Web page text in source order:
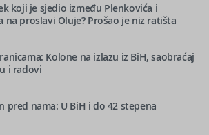
koji je sjedio između Plenkovića i
na proslavi Oluje? Prošao je niz ratišta
Kolone na izlazu iz BiH, saobraćaj
i radovi
pred nama: U BiH i do 42 stepena